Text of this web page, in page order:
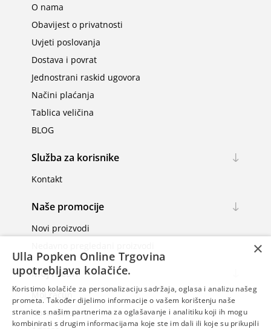
O nama
Obavijest o privatnosti
Uvjeti poslovanja
Dostava i povrat
Jednostrani raskid ugovora
Načini plaćanja
Tablica veličina
BLOG
Služba za korisnike
Kontakt
Naše promocije
Novi proizvodi
Moj račun
Moj račun
Narudžbe
×
Ulla Popken Online Trgovina
upotrebljava kolačiće.
Koristimo kolačiće za personalizaciju sadržaja, oglasa i analizu našeg
prometa. Također dijelimo informacije o vašem korištenju naše
stranice s našim partnerima za oglašavanje i analitiku koji ih mogu
kombinirati s drugim informacijama koje ste im dali ili koje su prikupili